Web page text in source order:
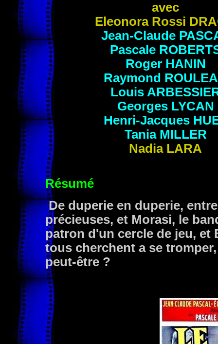
avec
Eleonora Rossi
Jean-Claude
Pascale
Roger HANIN
Raymond
Louis
Georges LYCAN
Henri-Jacques
Tania MILLER
Nadia LARA
Résumé
De duperie en duperie,
précieuses, et Morasi, le
patron d'un cercle de jeu,
tous cherchent a se
peut-être ?